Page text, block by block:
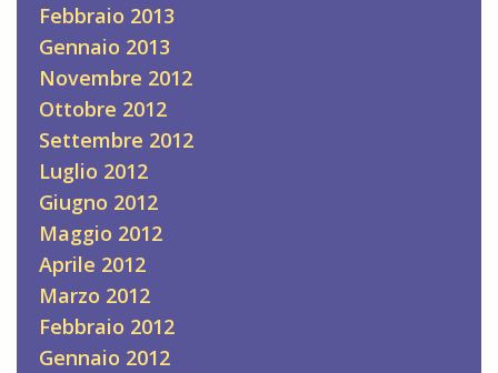
Febbraio 2013
Gennaio 2013
Novembre 2012
Ottobre 2012
Settembre 2012
Luglio 2012
Giugno 2012
Maggio 2012
Aprile 2012
Marzo 2012
Febbraio 2012
Gennaio 2012